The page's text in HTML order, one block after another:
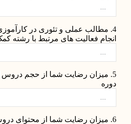
4. مطالب عملی و تئوری در
انجام فعالیت های مرتبط با رشته
5. میزان رضایت شما از حجم دروس
دوره
6. میزان رضایت شما از محتوای